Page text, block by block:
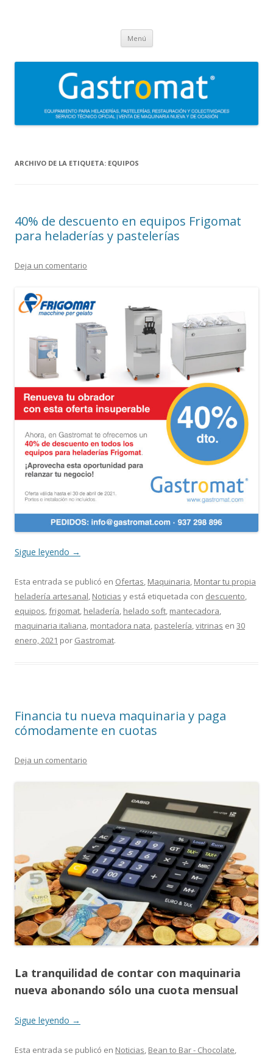
de maquinaria para heladerías, pastelerías, restauración y
Menú Saltar
contenido
ARCHIVO DE LA ETIQUETA: EQUIPOS
40% de descuento en equipos Frigomat
para heladerías y pastelerías
Deja un comentario
Sigue leyendo →
Esta entrada se publicó en Ofertas, Maquinaria, Montar tu propia
heladería artesanal, Noticias y está etiquetada con descuento,
equipos,frigomat, heladería, helado soft, mantecadora,
maquinaria italiana, montadora nata, pastelería,vitrinas en 30
enero, 2021 por Gastromat.
Financia tu nueva maquinaria y paga
cómodamente en cuotas
Deja un comentario
La tranquilidad de contar con maquinaria
nueva abonando sólo una cuota mensual
Sigue leyendo →
Esta entrada se publicó en Noticias, Bean to Bar - Chocolate,